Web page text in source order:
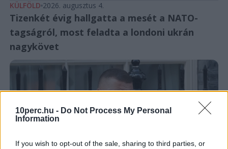
10perc.hu - Do Not Process My Personal
Information
If you wish to opt-out of the sale, sharing to third parties, or
KÜLFÖLD 2026. augusztus 4.
Tizenkét évig hallgatta a mesét a NATO-
tagságról, most feladta a londoni ukrán
nagykövet